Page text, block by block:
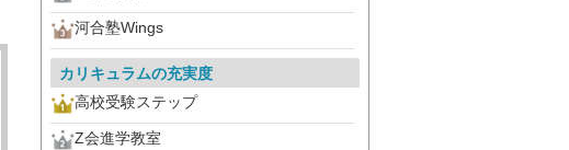
河合塾Wings
カリキュラムの充実度
高校受験ステップ
Z会進学教室